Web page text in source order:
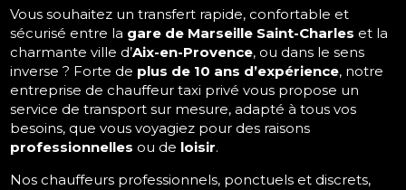
Vous souhaitez un transfert rapide, confortable et
sécurisé entre la gare de Marseille Saint-Charles et la
charmante ville d’Aix-en-Provence, ou dans le sens
inverse ? Forte de plus de 10 ans d’expérience, notre
entreprise de chauffeur taxi privé vous propose un
service de transport sur mesure, adapté à tous vos
besoins, que vous voyagiez pour des raisons
professionnelles ou de loisir.
Nos chauffeurs professionnels, ponctuels et discrets,